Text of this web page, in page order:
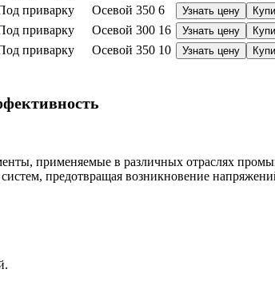
приварку Осевой 350 6 Узнать цену
приварку Осевой 300 16 Узнать цену
приварку Осевой 350 10 Узнать цену
применяемые в различных отраслях
предотвращая возникновение